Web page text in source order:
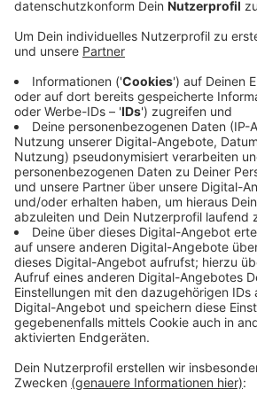
Anzeige
Die Gemeinde Erndtebrück hat
Wirtschaftswege zu sanieren. Der
in Schameder ist schon Anfang der
gemacht worden, zwischen AWO
geht es mit der Berliner Straße in
vom Wohngebiet bis zur
Die Berliner Straße wird demnächst
dem Rad genutzt werden, weil der
herlaufen soll. Die Sanierung der
Wirtschaftswegekonzepts der
bekommt dafür auch Fördergelder.
Anzeige